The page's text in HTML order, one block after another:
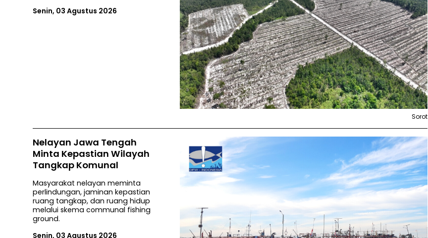
Senin, 03 Agustus 2026
Sorot
Nelayan Jawa Tengah
Minta Kepastian Wilayah
Tangkap Komunal
Masyarakat nelayan meminta
perlindungan, jaminan kepastian
ruang tangkap, dan ruang hidup
melalui skema communal fishing
ground.
Senin, 03 Agustus 2026